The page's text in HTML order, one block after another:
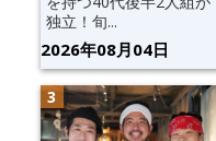
独立！旬...
2026年08月04日